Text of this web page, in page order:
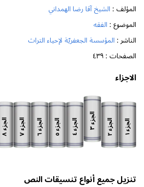
المؤلف : الشيخ آقا رضا الهمداني
الموضوع : الفقه
الناشر : المؤسسة الجعفريّة لإحياء التراث
الصفحات :٤٣٩
الاجزاء
الجزء
١
الجزء
٢
الجزء
٣ الجزء
٤
الجزء
٥
الجزء
٦
الجزء
٧
الجزء
٨
تنزيل جميع أنواع تنسيقات النص